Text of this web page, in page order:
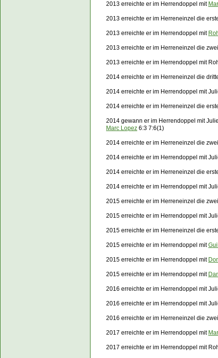
2013 erreichte er im Herrendoppel mit
2013 erreichte er im Herreneinzel die
2013 erreichte er im Herrendoppel mit
2013 erreichte er im Herreneinzel die
2013 erreichte er im Herrendoppel mit
2014 erreichte er im Herreneinzel die
2014 erreichte er im Herrendoppel mit
2014 erreichte er im Herreneinzel die
2014 gewann er im Herrendoppel mit
Marc Lopez 6:3 7:6(1)
2014 erreichte er im Herreneinzel die
2014 erreichte er im Herrendoppel mit
2014 erreichte er im Herreneinzel die
2014 erreichte er im Herrendoppel mit
2015 erreichte er im Herreneinzel die
2015 erreichte er im Herrendoppel mit
2015 erreichte er im Herreneinzel die
2015 erreichte er im Herrendoppel mit
2015 erreichte er im Herrendoppel mit
2015 erreichte er im Herrendoppel mit
2016 erreichte er im Herrendoppel mit
2016 erreichte er im Herrendoppel mit
2016 erreichte er im Herreneinzel die
2017 erreichte er im Herrendoppel mit
2017 erreichte er im Herrendoppel mit